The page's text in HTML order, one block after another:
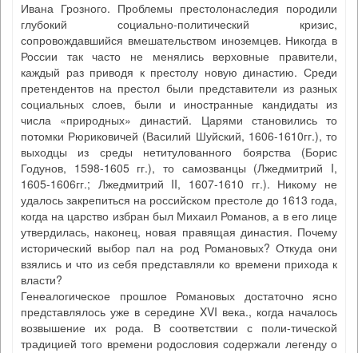
Ивана Грозного. Проблемы престолонаследия породили
глубокий социально-политический кризис,
сопровождавшийся вмешательством иноземцев. Никогда в
России так часто не менялись верховные правители,
каждый раз приводя к престолу новую династию. Среди
претендентов на престол были представители из разных
социальных слоев, были и иностранные кандидаты из
числа «природных» династий. Царями становились то
потомки Рюриковичей (Василий Шуйский, 1606-1610гг.), то
выходцы из среды нетитулованного боярства (Борис
Годунов, 1598-1605 гг.), то самозванцы (Лжедмитрий I,
1605-1606гг.; Лжедмитрий II, 1607-1610 гг.). Никому не
удалось закрепиться на российском престоле до 1613 года,
когда на царство избран был Михаил Романов, а в его лице
утвердилась, наконец, новая правящая династия. Почему
исторический выбор пал на род Романовых? Откуда они
взялись и что из себя представляли ко времени прихода к
власти?
Генеалогическое прошлое Романовых достаточно ясно
представлялось уже в середине XVI века., когда началось
возвышение их рода. В соответствии с поли-тической
традицией того времени родословия содержали легенду о